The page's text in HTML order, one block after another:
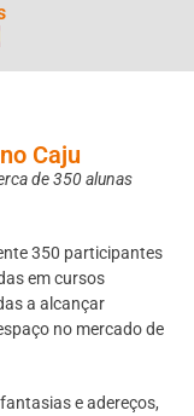
Caju
de 350 alunas
350 participantes
em cursos
a alcançar
no mercado de
e adereços,